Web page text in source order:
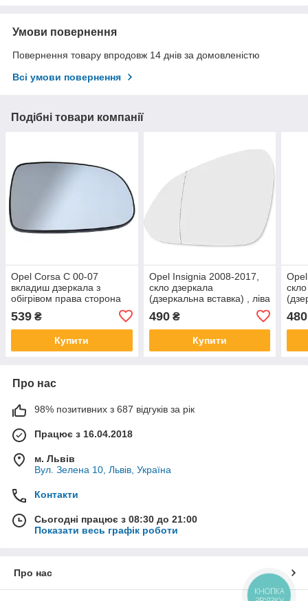
Умови повернення
Повернення товару впродовж 14 днів за домовленістю
Всі умови повернення
Подібні товари компанії
Opel Corsa C 00-07
вкладиш дзеркала з
обігрівом права сторона
539 ₴
Купити
Opel Insignia 2008-2017,
скло дзеркала
(дзеркальна вставка) , ліва
490₴
Купити
480
Про нас
98% позитивних з 687 відгуків за рік
Працює з 16.04.2018
м. Львів
Вул. Зелена 10, Львів, Україна
Контакти
Сьогодні працює з 08:30 до 21:00
Показати весь графік роботи
Про нас
КНОПКА